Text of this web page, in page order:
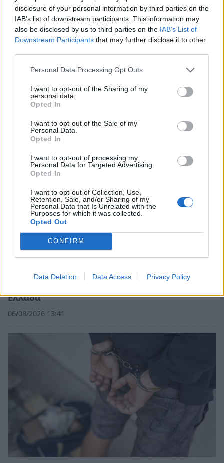
disclosure of your personal information by third parties on the
IAB’s list of downstream participants. This information may
also be disclosed by us to third parties on the IAB’s List of
Downstream Participants that may further disclose it to other
Personal Data Processing Opt Outs
I want to opt-out of the Sharing of my
personal data.
Opted In
I want to opt-out of the Sale of my
Personal Data.
Opted In
I want to opt-out of processing my
Personal Data for Targeted Advertising.
Opted In
I want to opt-out of Collection, Use,
Retention, Sale, and/or Sharing of my
Personal Data that Is Unrelated with the
Purposes for which it was collected.
Opted Out
CONFIRM
Data Deletion Data Access Privacy Policy
Λακωνία: Φορτηγό πέφτει στον γκρεμό -
Νεκρός ο οδηγός, τραυματίας ο συνοδηγός
07/08/2026 08:05
Ελλάδα
06/08/2026 13:41